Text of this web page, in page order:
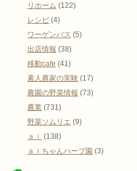
リホーム (122)
レシピ (4)
ワーゲンバス (5)
出店情報 (38)
移動cafe (41)
素人農家の実験 (17)
農園の野菜情報 (73)
農業 (731)
野菜ソムリエ (9)
ａｉ (138)
ａｉちゃんハーブ園 (3)